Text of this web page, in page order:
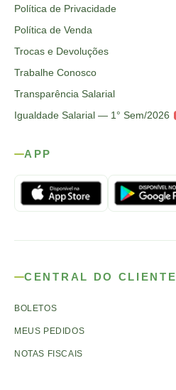
Política de Privacidade
Política de Venda
Trocas e Devoluções
Trabalhe Conosco
Transparência Salarial
Igualdade Salarial — 1° Sem/2026
APP
CENTRAL DO CLIENTE
BOLETOS
MEUS PEDIDOS
NOTAS FISCAIS